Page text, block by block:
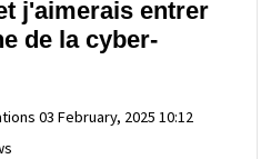
j'aimerais entrer
de la cyber-
03 February, 2025 10:12